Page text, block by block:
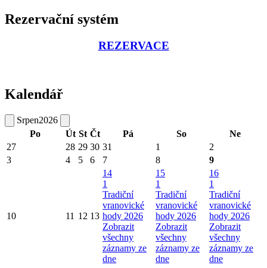
Rezervační systém
REZERVACE
Kalendář
Srpen2026
Po
Út St Čt Pá So
Ne
27
28 29 30 31 1
2
3
4 5 6 7 8 9
10 11 12 13
14
1
Tradiční
vranovické
hody 2026
Zobrazit
všechny
záznamy ze
dne
15
1
Tradiční
vranovické
hody 2026
Zobrazit
všechny
záznamy ze
dne
16
1
Tradiční
vranovické
hody 2026
Zobrazit
všechny
záznamy ze
dne